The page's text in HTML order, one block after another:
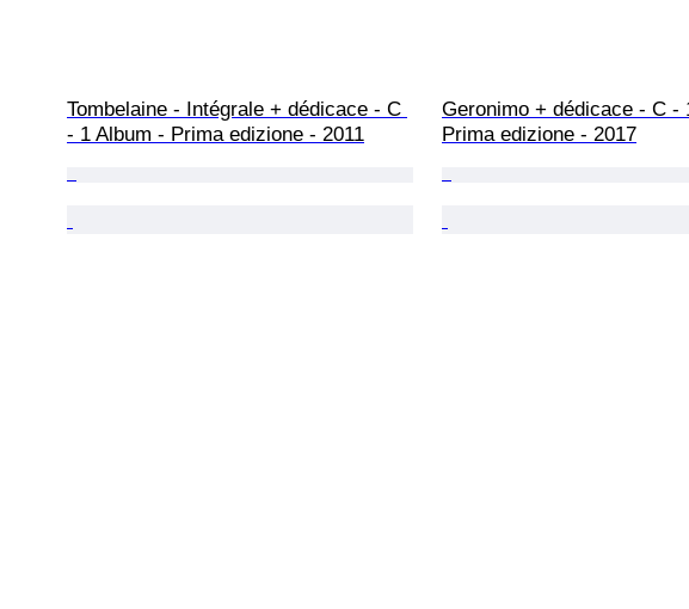
Tombelaine - Intégrale + dédicace - C
- 1 Album - Prima edizione - 2011
Geronimo + dédicace - C -
Prima edizione - 2017